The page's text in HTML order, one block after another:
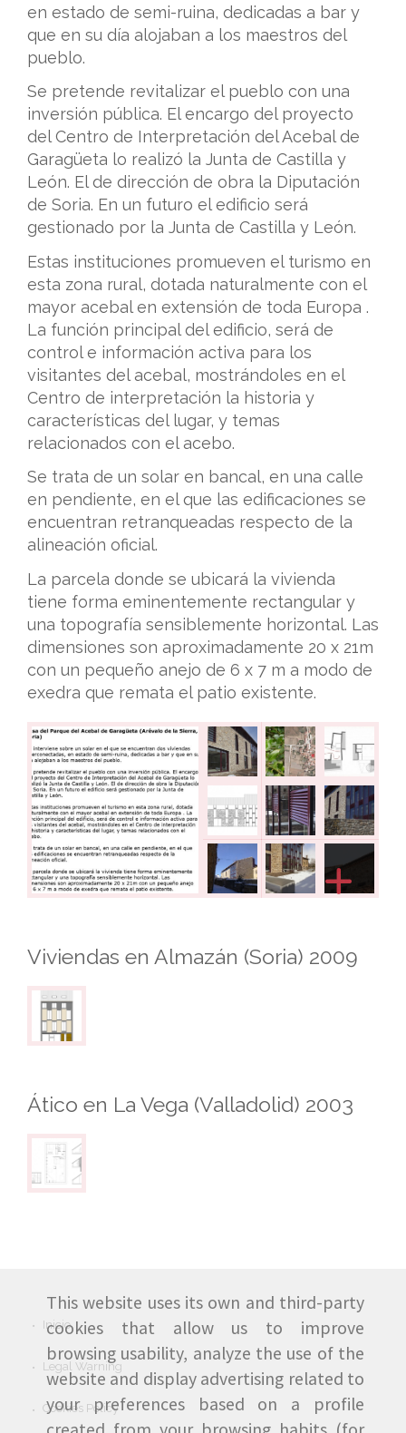
This website uses its own and third-party
cookies that allow us to improve
browsing usability, analyze the use of the
website and display advertising related to
your preferences based on a profile
en estado de semi-ruina, dedicadas a bar y
que en su día alojaban a los maestros del
pueblo.
Se pretende revitalizar el pueblo con una
inversión pública. El encargo del proyecto
del Centro de Interpretación del Acebal de
Garagüeta lo realizó la Junta de Castilla y
León. El de dirección de obra la Diputación
de Soria. En un futuro el edificio será
gestionado por la Junta de Castilla y León.
Estas instituciones promueven el turismo en
esta zona rural, dotada naturalmente con el
mayor acebal en extensión de toda Europa .
La función principal del edificio, será de
control e información activa para los
visitantes del acebal, mostrándoles en el
Centro de interpretación la historia y
características del lugar, y temas
relacionados con el acebo.
Se trata de un solar en bancal, en una calle
en pendiente, en el que las edificaciones se
encuentran retranqueadas respecto de la
alineación oficial.
La parcela donde se ubicará la vivienda
tiene forma eminentemente rectangular y
una topografía sensiblemente horizontal. Las
dimensiones son aproximadamente 20 x 21m
con un pequeño anejo de 6 x 7 m a modo de
exedra que remata el patio existente.
Viviendas en Almazán (Soria) 2009
Ático en La Vega (Valladolid) 2003
Inicio
Legal Warning
Cookies Policy